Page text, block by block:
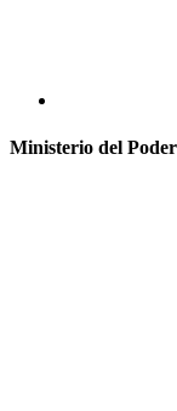
Ministerio del